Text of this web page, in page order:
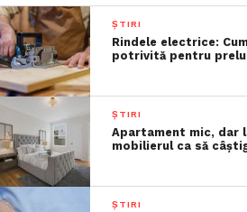
ȘTIRI
Rindele electrice:
potrivită pentru
ȘTIRI
Apartament mic, dar
mobilierul ca să
ȘTIRI